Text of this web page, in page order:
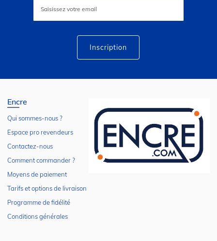
lettre
Inscription
Encre
Qui sommes-nous ?
Espace pro revendeurs
Contactez-nous
Comment commander ?
Moyens de paiement
Tarifs et options de livraison
Programme de fidélité
Conditions générales